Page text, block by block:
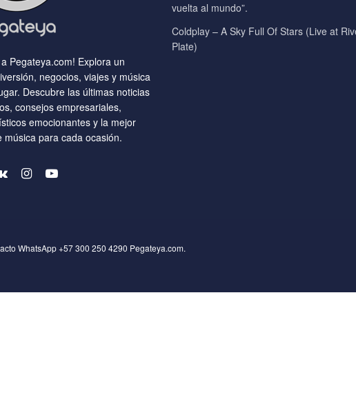
a Pegateya.com! Explora un
negocios, viajes y música
Descubre las últimas noticias
consejos empresariales,
emocionantes y la mejor
música para cada ocasión.
vuelta al mundo”.
Coldplay – A Sky Full Of Stars (Live at
Plate)
WhatsApp +57 300 250 4290 Pegateya.com.